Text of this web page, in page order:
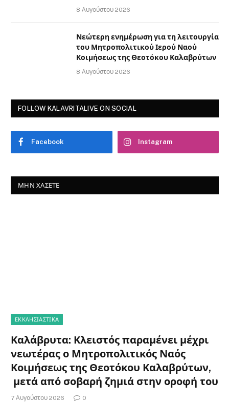
8 Αυγούστου 2026
Νεώτερη ενημέρωση για τη λειτουργία
του Μητροπολιτικού Ιερού Ναού
Κοιμήσεως της Θεοτόκου Καλαβρύτων
8 Αυγούστου 2026
FOLLOW KALAVRITALIVE ON SOCIAL
Facebook Instagram
ΜΗΝ ΧΆΣΕΤΕ
ΕΚΚΛΗΣΙΑΣΤΙΚΑ
Καλάβρυτα: Κλειστός παραμένει μέχρι
νεωτέρας ο Μητροπολιτικός Ναός
Κοιμήσεως της Θεοτόκου Καλαβρύτων,
μετά από σοβαρή ζημιά στην οροφή του
7 Αυγούστου 2026 0